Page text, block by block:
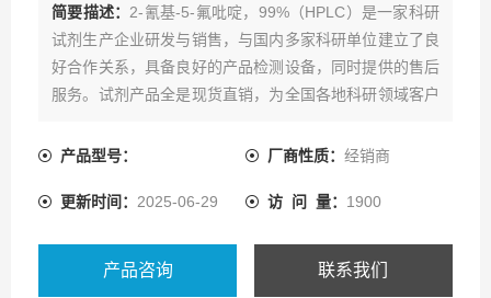
简要描述： 2-氰基-5-氟吡啶，99%（HPLC）是一家科研
试剂生产企业研发与销售，与国内多家科研单位建立了良
好合作关系，具备良好的产品检测设备，同时提供的售后
服务。试剂产品全是现货直销，为全国各地科研领域客户
产品型号：
厂商性质： 经销商
更新时间： 2025-06-29 访 问 量： 1900
产品咨询 联系我们